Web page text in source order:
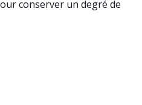
conserver un degré de